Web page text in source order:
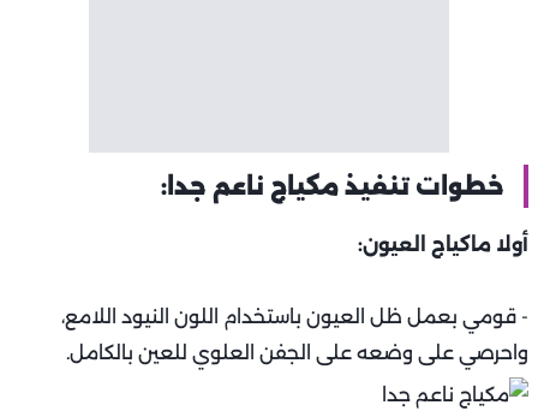
خطوات تنفيذ مكياج ناعم جدا:
أولا ماكياج العيون:
- قومي بعمل ظل العيون باستخدام اللون النيود اللامع،
واحرصي على وضعه على الجفن العلوي للعين بالكامل.